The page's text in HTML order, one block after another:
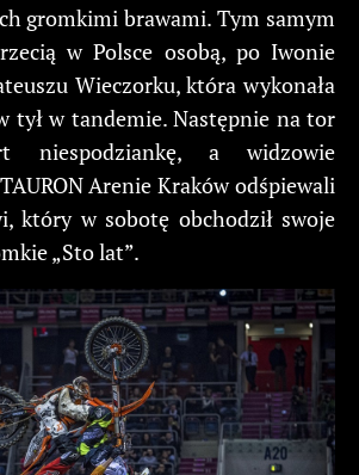
gromkimi brawami. Tym samym
w Polsce osobą, po Iwonie
Wieczorku, która wykonała
tył w tandemie. Następnie na tor
niespodziankę, a widzowie
Arenie Kraków odśpiewali
który w sobotę obchodził swoje
„Sto lat”.